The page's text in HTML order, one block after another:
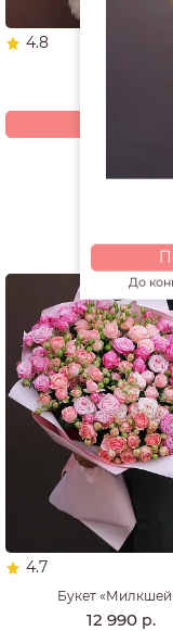
4.8
4.7
Букет
12 990 р.
До